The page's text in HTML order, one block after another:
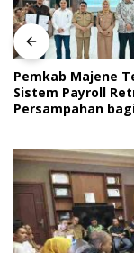
Pemkab Majene
Sistem Payroll
Persampahan